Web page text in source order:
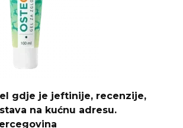
gdje je jeftinije, recenzije,
na kućnu adresu.